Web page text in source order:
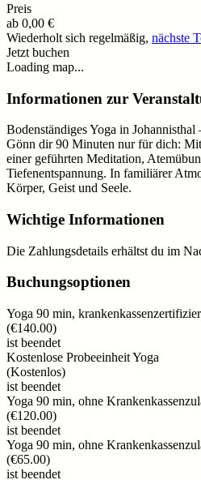
Preis
ab 0,00 €
Wiederholt sich regelmäßig, nächste
Jetzt buchen
Loading map...
Informationen zur
Bodenständiges Yoga in
Gönn dir 90 Minuten nur für dich:
einer geführten Meditation,
Tiefenentspannung. In familiärer
Körper, Geist und Seele.
Wichtige Informationen
Die Zahlungsdetails erhältst du im
Buchungsoptionen
Yoga 90 min,
(€140.00)
ist beendet
Kostenlose Probeeinheit Yoga
(Kostenlos)
ist beendet
Yoga 90 min, ohne
(€120.00)
ist beendet
Yoga 90 min, ohne
(€65.00)
ist beendet